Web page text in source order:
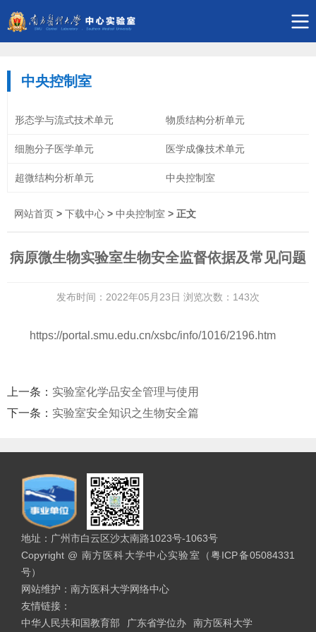
中央控制室
形态学与流式技术单元 物质结构分析单元
细胞分子医学单元 医学成像技术单元
超微结构分析单元 中央控制室
网站首页 > 下载中心 > 中央控制室 > 正文
病原微生物实验室生物安全监督依据及常见问题
发布时间：2022年05月23日 浏览次数： 143次
https://portal.smu.edu.cn/xsbc/info/1016/2196.htm
上一条： 实验室化学品安全管理与使用
下一条： 实验室安全知识之生物安全篇
地址：广州市白云区沙太南路1023号-1063号
Copyright @ 南方医科大学中心实验室（粤ICP备05084331
号）
网站维护：南方医科大学网络中心
友情链接：
中华人民共和国教育部
广东省学位办 南方医科大学